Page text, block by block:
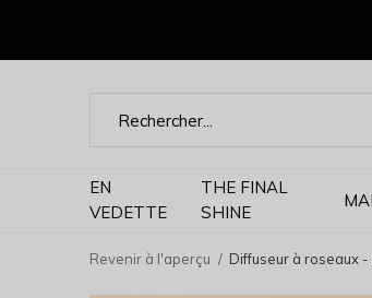
EN
VEDETTE
THE FINAL
SHINE
Revenir à l'aperçu Diffuseur à roseaux -